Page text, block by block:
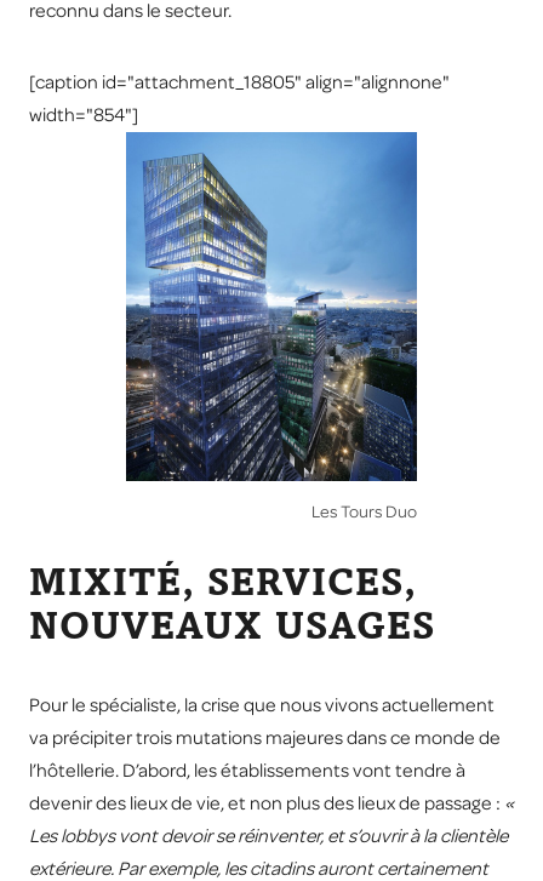
reconnu dans le secteur.
[caption id="attachment_18805" align="alignnone"
width="854"]
Les Tours Duo
MIXITÉ, SERVICES,
NOUVEAUX USAGES
Pour le spécialiste, la crise que nous vivons actuellement
va précipiter trois mutations majeures dans ce monde de
l’hôtellerie. D’abord, les établissements vont tendre à
devenir des lieux de vie, et non plus des lieux de passage : «
Les lobbys vont devoir se réinventer, et s’ouvrir à la clientèle
extérieure. Par exemple, les citadins auront certainement